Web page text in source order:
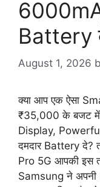
Battery
August 1, 2026
क्या आप एक ऐसा
₹35,000 के बजट
Display,
दमदार Battery दे?
Pro 5G आपकी इस
Samsung ने अपनी